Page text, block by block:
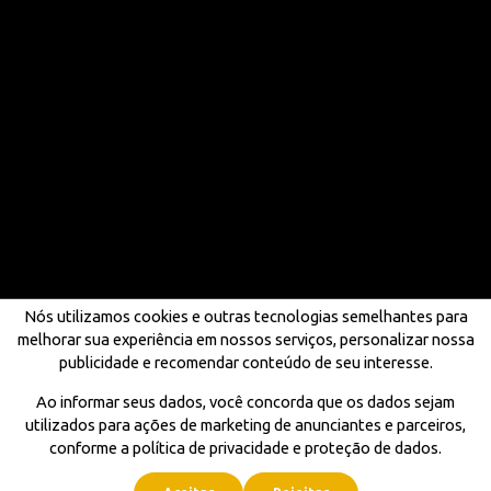
Nós utilizamos cookies e outras tecnologias semelhantes para
melhorar sua experiência em nossos serviços, personalizar nossa
publicidade e recomendar conteúdo de seu interesse.
Ao informar seus dados, você concorda que os dados sejam
utilizados para ações de marketing de anunciantes e parceiros,
conforme a política de privacidade e proteção de dados.